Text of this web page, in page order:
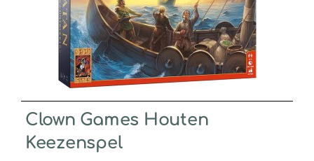
Clown Games Houten
Keezenspel